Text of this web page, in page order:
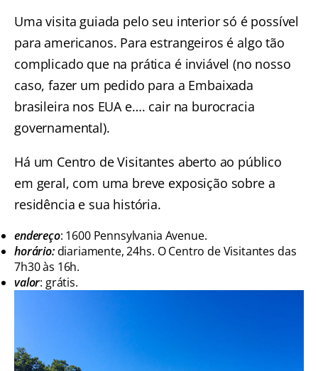
Uma visita guiada pelo seu interior só é possível
para americanos. Para estrangeiros é algo tão
complicado que na prática é inviável (no nosso
caso, fazer um pedido para a Embaixada
brasileira nos EUA e…. cair na burocracia
governamental).
Há um Centro de Visitantes aberto ao público
em geral, com uma breve exposição sobre a
residência e sua história.
endereço: 1600 Pennsylvania Avenue.
horário:diariamente, 24hs. O Centro de Visitantes das
7h30 às 16h.
valor: grátis.